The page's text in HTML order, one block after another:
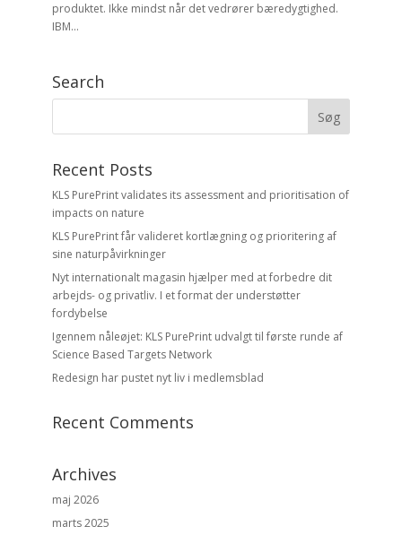
produktet. Ikke mindst når det vedrører bæredygtighed.
IBM...
Search
Recent Posts
KLS PurePrint validates its assessment and prioritisation of
impacts on nature
KLS PurePrint får valideret kortlægning og prioritering af
sine naturpåvirkninger
Nyt internationalt magasin hjælper med at forbedre dit
arbejds- og privatliv. I et format der understøtter
fordybelse
Igennem nåleøjet: KLS PurePrint udvalgt til første runde af
Science Based Targets Network
Redesign har pustet nyt liv i medlemsblad
Recent Comments
Archives
maj 2026
marts 2025